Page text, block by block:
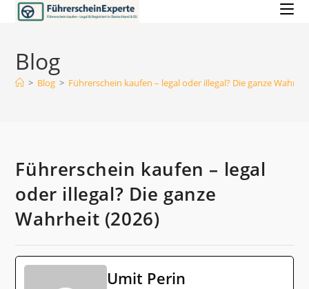
Zum
Inhalt
Blog
> Blog > Führerschein kaufen – legal oder illegal? Die ganze
Führerschein kaufen – legal
oder illegal? Die ganze
Wahrheit (2026)
Umit Perin